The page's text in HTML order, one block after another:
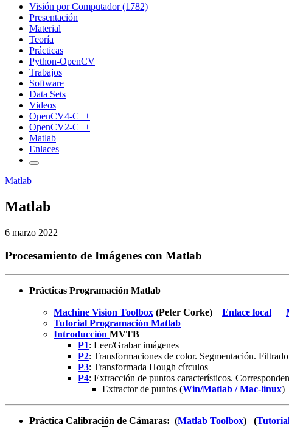
Visión por Computador (1782)
Presentación
Material
Teoría
Prácticas
Python-OpenCV
Trabajos
Software
Data Sets
Videos
OpenCV4-C++
OpenCV2-C++
Matlab
Enlaces
Matlab
Matlab
6 marzo 2022
Procesamiento de Imágenes con Matlab
Prácticas Programación Matlab
Machine Vision Toolbox (Peter Corke) Enlace local
Tutorial Programación Matlab
Introducción MVTB
P1: Leer/Grabar imágenes
P2: Transformaciones de color. Segmentación. Filtrado
P3: Transformada Hough círculos
P4: Extracción de puntos característicos.
Extractor de puntos (Win/Matlab / Mac-linux)
Práctica Calibración de Cámaras: (Matlab Toolbox) (